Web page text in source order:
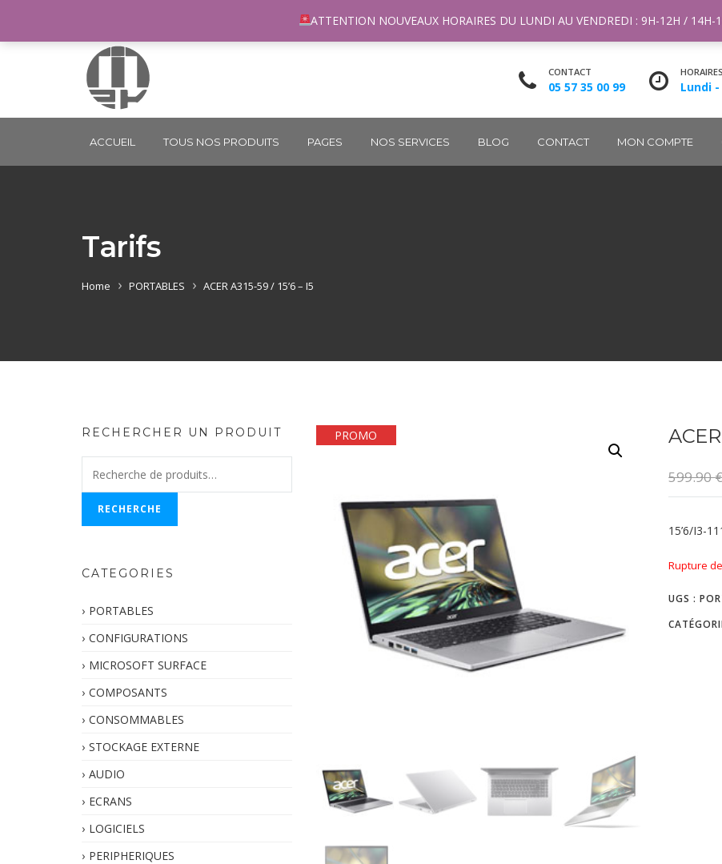
96 rue du Général Margueritte 33400 TALENCE contact@m2k.fr
CONTACT
05 57 35 00 99
HORAIRES
Lundi -
ACCUEIL TOUS NOS PRODUITS PAGES NOS SERVICES BLOG CONTACT MON COMPTE
Tarifs
Home PORTABLES ACER A315-59 / 15’6 – I5
PROMO
599.90€
15’6/I3-
Rupture
UGS :
RECHERCHER UN PRODUIT
RECHERCHE
CATEGORIES
PORTABLES
CONFIGURATIONS
MICROSOFT SURFACE
COMPOSANTS
CONSOMMABLES
STOCKAGE EXTERNE
AUDIO
ECRANS
LOGICIELS
PERIPHERIQUES
ATTENTION NOUVEAUX HORAIRES DU LUNDI AU VENDREDI : 9H-12H / 14H-